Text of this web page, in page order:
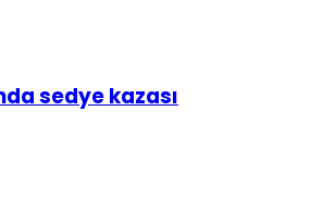
sedye kazası